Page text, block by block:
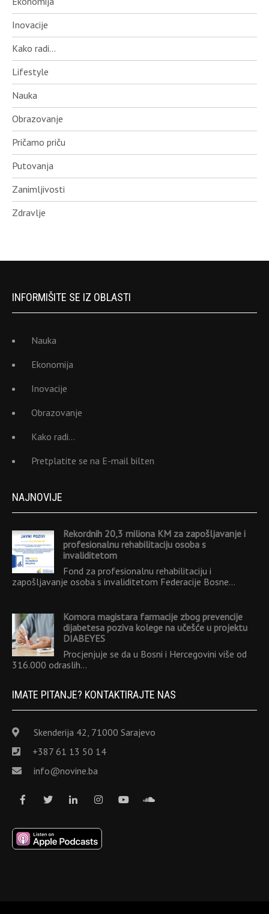
Inovacije
Kako radi…
Lifestyle
Nauka
Obrazovanje
Pričamo priču
Putovanja
Zanimljivosti
Zdravlje
INFORMIŠITE SE IZ OBLASTI
Nauka
Ekonomija
Inovacije
Obrazovanje
Kako radi…
Pretplatite se na E-mail bilten
NAJNOVIJE
Rekordnih 20,3 miliona KM za zapošljavanje i
profesionalnu rehabilitaciju osoba s
invaliditetom
Fond za profesionalnu rehabilitaciju i
zapošljavanje osoba s invaliditetom Federacije Bosne…
Komora magistara farmacije zbog prevencije
dijabetesa poziva kolege na učešće u projektu
DIABEYES
Procjenjuje se da u Bosni i Hercegovini više od
316.000 odraslih…
IMATE PITANJE? KONTAKTIRAJTE NAS
Skenderija 42, 71000 Sarajevo
+387 61 13 50 14
info@novine.ba